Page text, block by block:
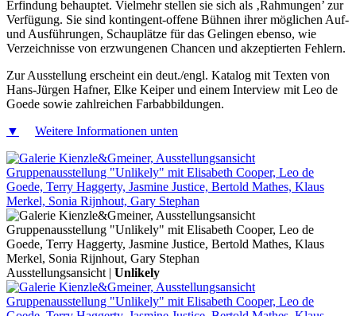
Erfindung behauptet. Vielmehr stellen sie sich als ‚Rahmungen’ zur
Verfügung. Sie sind kontingent-offene Bühnen ihrer möglichen Auf-
und Ausführungen, Schauplätze für das Gelingen ebenso, wie
Verzeichnisse von erzwungenen Chancen und akzeptierten Fehlern.
Zur Ausstellung erscheint ein deut./engl. Katalog mit Texten von
Hans-Jürgen Hafner, Elke Keiper und einem Interview mit Leo de
Goede sowie zahlreichen Farbabbildungen.
▼
Weitere Informationen unten
Ausstellungsansicht | Unlikely